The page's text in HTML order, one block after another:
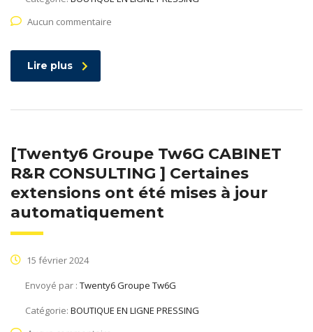
Aucun commentaire
Lire plus
[Twenty6 Groupe Tw6G CABINET
R&R CONSULTING ] Certaines
extensions ont été mises à jour
automatiquement
15 février 2024
Envoyé par : Twenty6 Groupe Tw6G
Catégorie: BOUTIQUE EN LIGNE PRESSING